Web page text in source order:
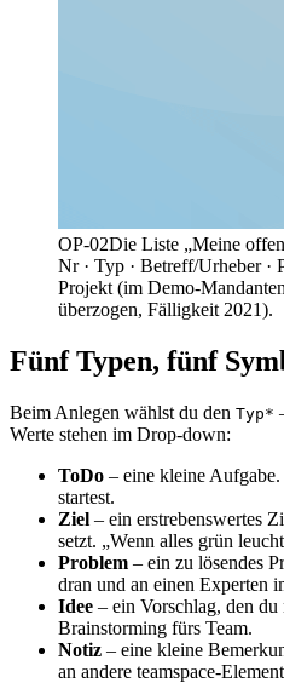
OP-02Die Liste „Meine
Nr · Typ · Betreff/Urheber ·
Projekt (im Demo-
überzogen, Fälligkeit 2021).
Fünf Typen, fünf
Beim Anlegen wählst du den Typ*
Werte stehen im Drop-down:
ToDo – eine kleine
startest.
Ziel – ein erstrebenswertes
setzt. „Wenn alles grün
Problem – ein zu lösendes
dran und an einen Experten
Idee – ein Vorschlag, den
Brainstorming fürs Team.
Notiz – eine kleine
an andere teamspace-